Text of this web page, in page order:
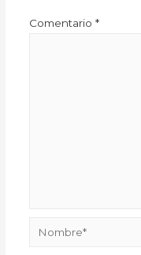
Comentario *